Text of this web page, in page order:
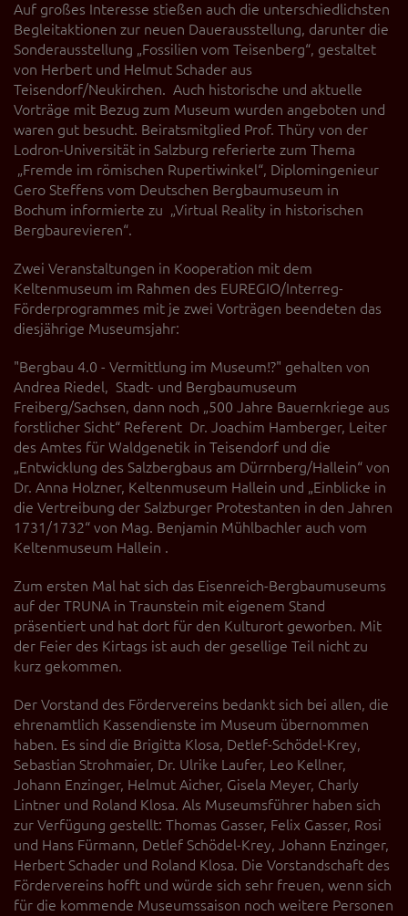
Auf großes Interesse stießen auch die unterschiedlichsten
Begleitaktionen zur neuen Dauerausstellung, darunter die
Sonderausstellung „Fossilien vom Teisenberg“, gestaltet
von Herbert und Helmut Schader aus
Teisendorf/Neukirchen. Auch historische und aktuelle
Vorträge mit Bezug zum Museum wurden angeboten und
waren gut besucht. Beiratsmitglied Prof. Thüry von der
Lodron-Universität in Salzburg referierte zum Thema
„Fremde im römischen Rupertiwinkel“, Diplomingenieur
Gero Steffens vom Deutschen Bergbaumuseum in
Bochum informierte zu „Virtual Reality in historischen
Bergbaurevieren“.
Zwei Veranstaltungen in Kooperation mit dem
Keltenmuseum im Rahmen des EUREGIO/Interreg-
Förderprogrammes mit je zwei Vorträgen beendeten das
diesjährige Museumsjahr:
"Bergbau 4.0 - Vermittlung im Museum!?" gehalten von
Andrea Riedel, Stadt- und Bergbaumuseum
Freiberg/Sachsen, dann noch „500 Jahre Bauernkriege aus
forstlicher Sicht“ Referent Dr. Joachim Hamberger, Leiter
des Amtes für Waldgenetik in Teisendorf und die
„Entwicklung des Salzbergbaus am Dürrnberg/Hallein“ von
Dr. Anna Holzner, Keltenmuseum Hallein und „Einblicke in
die Vertreibung der Salzburger Protestanten in den Jahren
1731/1732“ von Mag. Benjamin Mühlbachler auch vom
Keltenmuseum Hallein .
Zum ersten Mal hat sich das Eisenreich-Bergbaumuseums
auf der TRUNA in Traunstein mit eigenem Stand
präsentiert und hat dort für den Kulturort geworben. Mit
der Feier des Kirtags ist auch der gesellige Teil nicht zu
kurz gekommen.
Der Vorstand des Fördervereins bedankt sich bei allen, die
ehrenamtlich Kassendienste im Museum übernommen
haben. Es sind die Brigitta Klosa, Detlef-Schödel-Krey,
Sebastian Strohmaier, Dr. Ulrike Laufer, Leo Kellner,
Johann Enzinger, Helmut Aicher, Gisela Meyer, Charly
Lintner und Roland Klosa. Als Museumsführer haben sich
zur Verfügung gestellt: Thomas Gasser, Felix Gasser, Rosi
und Hans Fürmann, Detlef Schödel-Krey, Johann Enzinger,
Herbert Schader und Roland Klosa. Die Vorstandschaft des
Fördervereins hofft und würde sich sehr freuen, wenn sich
für die kommende Museumssaison noch weitere Personen